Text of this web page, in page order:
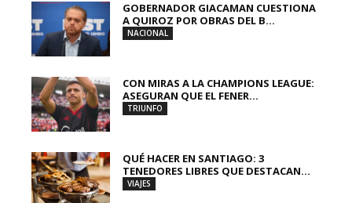
GOBERNADOR GIACAMAN CUESTIONA
A QUIROZ POR OBRAS DEL B...
NACIONAL
CON MIRAS A LA CHAMPIONS LEAGUE:
ASEGURAN QUE EL FENER...
TRIUNFO
QUÉ HACER EN SANTIAGO: 3
TENEDORES LIBRES QUE DESTACAN...
VIAJES